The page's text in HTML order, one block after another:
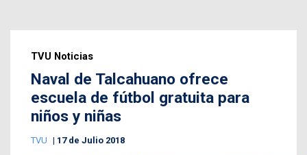
TVU Noticias
Naval de Talcahuano ofrece
escuela de fútbol gratuita para
niños y niñas
TVU 17 de Julio 2018